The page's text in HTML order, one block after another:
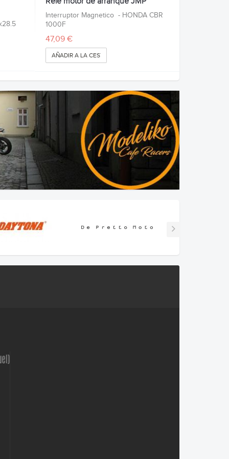
Interruptor Magnetico - HONDA CBR
1000F
47,09 €
AÑADIR A LA CESTA